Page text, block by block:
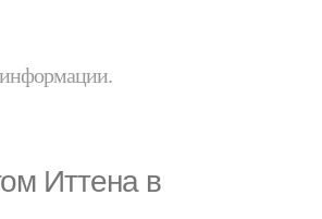
информации.
Иттена в